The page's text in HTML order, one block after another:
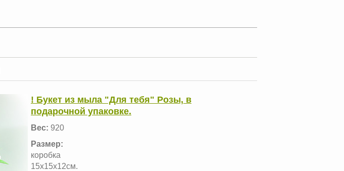
! Букет из мыла "Для тебя" Розы, в
подарочной упаковке.
Вес: 920
Размер:
коробка
15х15х12см.